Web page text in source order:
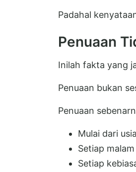
Padahal
Penuaan
Inilah fakta yang
Penuaan bukan
Penuaan
Mulai dari
Setiap
Setiap